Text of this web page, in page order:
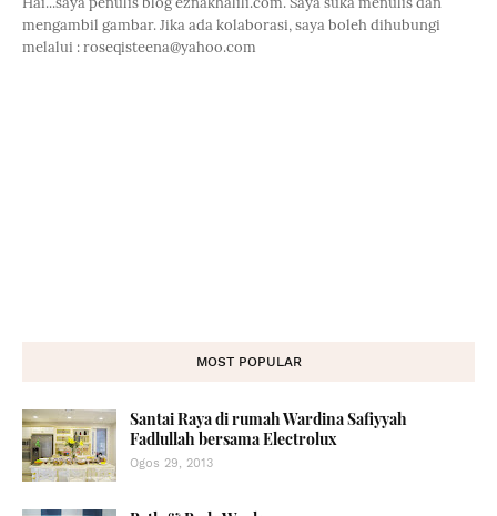
mengambil gambar. Jika ada kolaborasi, saya boleh dihubungi
melalui : roseqisteena@yahoo.com
MOST POPULAR
Santai Raya di rumah Wardina Safiyyah
Fadlullah bersama Electrolux
Ogos 29, 2013